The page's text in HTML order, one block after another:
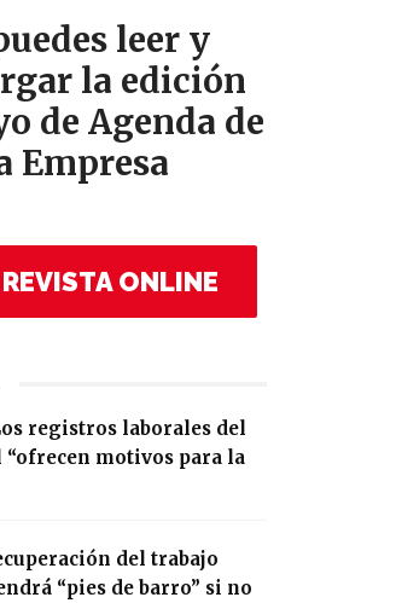
leer y
la edición
de Agenda de
Empresa
REVISTA ONLINE
registros laborales del
“ofrecen motivos para la
del trabajo
“pies de barro” si no